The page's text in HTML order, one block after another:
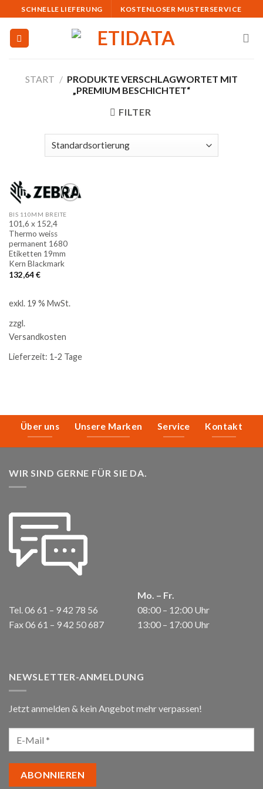
to
content
SCHNELLE LIEFERUNG KOSTENLOSER MUSTERSERVICE
START / PRODUKTE VERSCHLAGWORTET MIT
„PREMIUM BESCHICHTET“
FILTER
Merkliste
BIS 110MM BREITE
101,6 x 152,4
Thermo weiss
permanent 1680
Etiketten 19mm
Kern Blackmark
132,64€
exkl. 19 % MwSt.
zzgl.
Versandkosten
Lieferzeit: 1-2 Tage
Über uns Unsere Marken Service Kontakt
WIR SIND GERNE FÜR SIE DA.
Tel. 06 61 – 9 42 78 56
Fax 06 61 – 9 42 50 687
Mo. – Fr.
08:00 – 12:00 Uhr
13:00 – 17:00 Uhr
NEWSLETTER-ANMELDUNG
Jetzt anmelden & kein Angebot mehr verpassen!